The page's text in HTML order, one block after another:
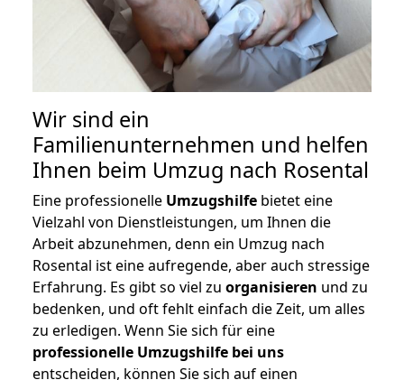
Wir sind ein
Familienunternehmen und helfen
Ihnen beim Umzug nach Rosental
Eine professionelle Umzugshilfe bietet eine
Vielzahl von Dienstleistungen, um Ihnen die
Arbeit abzunehmen, denn ein Umzug nach
Rosental ist eine aufregende, aber auch stressige
Erfahrung. Es gibt so viel zu organisieren und zu
bedenken, und oft fehlt einfach die Zeit, um alles
zu erledigen. Wenn Sie sich für eine
professionelle Umzugshilfe bei uns
entscheiden, können Sie sich auf einen